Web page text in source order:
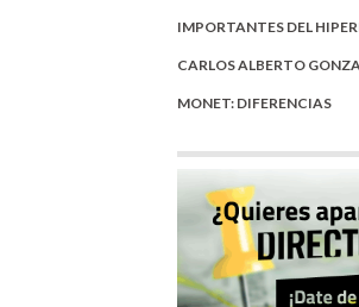
IMPORTANTES DEL
CARLOS ALBERTO
MONET: DIFERENCIAS